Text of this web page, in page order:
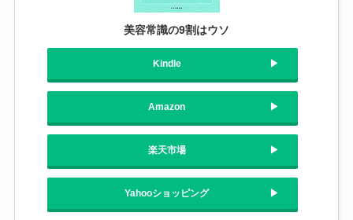
美容常識の9割はウソ
Kindle
Amazon
楽天市場
Yahooショッピング